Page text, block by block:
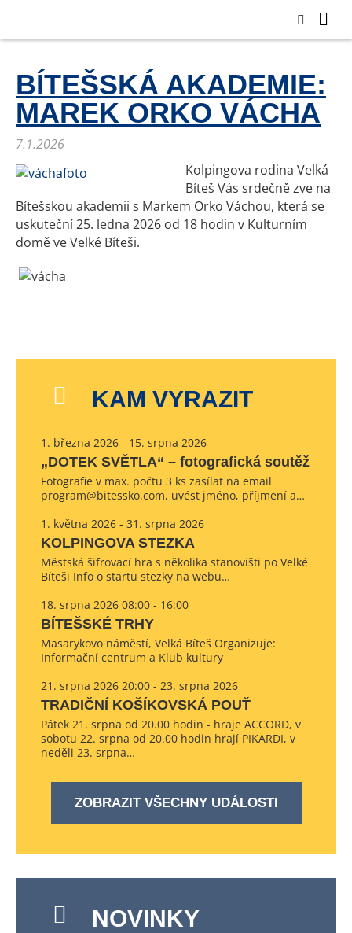
BÍTEŠSKÁ AKADEMIE:
MAREK ORKO VÁCHA
7.1.2026
Kolpingova rodina Velká
Bíteš Vás srdečně zve na
Bítešskou akademii s Markem Orko Váchou, která se
uskuteční 25. ledna 2026 od 18 hodin v Kulturním
domě ve Velké Bíteši.
KAM VYRAZIT
1. března 2026 - 15. srpna 2026
„DOTEK SVĚTLA“ – fotografická soutěž
Fotografie v max. počtu 3 ks zasílat na email
program@bitessko.com, uvést jméno, příjmení a…
1. května 2026 - 31. srpna 2026
KOLPINGOVA STEZKA
Městská šifrovací hra s několika stanovišti po Velké
Bíteši Info o startu stezky na webu…
18. srpna 2026 08:00 - 16:00
BÍTEŠSKÉ TRHY
Masarykovo náměstí, Velká Bíteš Organizuje:
Informační centrum a Klub kultury
21. srpna 2026 20:00 - 23. srpna 2026
TRADIČNÍ KOŠÍKOVSKÁ POUŤ
Pátek 21. srpna od 20.00 hodin - hraje ACCORD, v
sobotu 22. srpna od 20.00 hodin hrají PIKARDI, v
neděli 23. srpna…
ZOBRAZIT VŠECHNY UDÁLOSTI
NOVINKY